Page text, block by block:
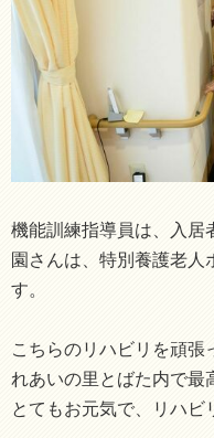
機能訓練指導員は、入居
園さんは、特別養護老人
す。
こちらのリハビリを頑
れあいの里とばた内で最
とてもお元気で、リハビ